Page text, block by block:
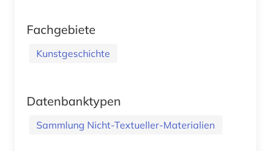
Fachgebiete
Kunstgeschichte
Datenbanktypen
Sammlung Nicht-Textueller-Materialien